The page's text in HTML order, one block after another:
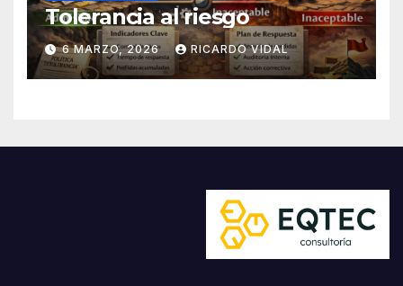
Tolerancia al riesgo
6 MARZO, 2026 RICARDO VIDAL